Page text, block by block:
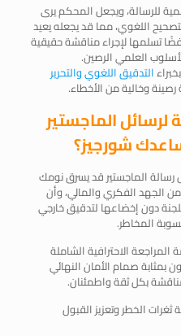
للرسالة، ويجعل المحكم يرى
اللغوي، مما قد يجعله يعيد
تسلمها لإجراء مناقشة حقيقية
العلمي الرصين.
التدقيق اللغوي والتحرير
وخالية من الأخطاء.
لرسائل الماجستير
شورجيز؟
الماجستير قد يسرق نومك
الجهد الفكري والمالي، وأن
دون إخضاعها لتدقيق خارجي
المخاطر.
الاحترافية الشاملة
بمثابة صمام الأمان النهائي
بكل ثقة واطمئنان.
الخطر وتعزيز القبول